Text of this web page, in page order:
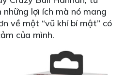
lợi ích mà nó mang
về một “vũ khí bí mật” có
của mình.